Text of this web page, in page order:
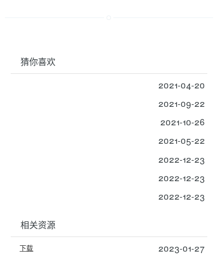
猜你喜欢
2021-04-20
2021-09-22
2021-10-26
2021-05-22
2022-12-23
2022-12-23
2022-12-23
相关资源
下载 2023-01-27